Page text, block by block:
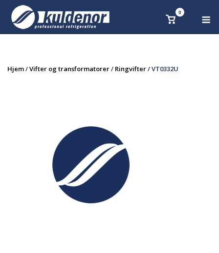
content
Se 0
Hjem/Vifter og transformatorer/ Ringvifter/ VT0332U